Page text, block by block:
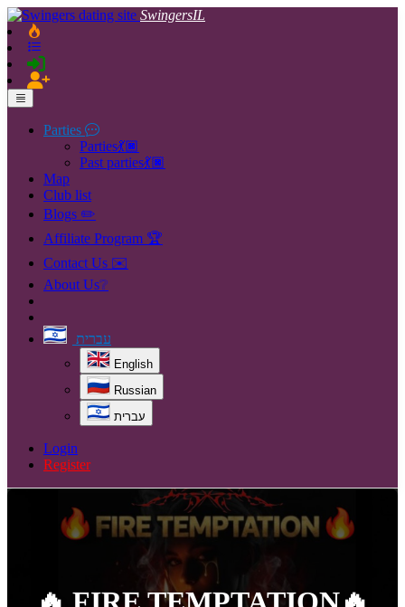
SwingersIL
Parties
Parties💃🏿
Past parties💃🏿
Map
Club list
Blogs ✏️
Affiliate Program 🏆
Contact Us ✉️
About Us❔
עברית
English
Russian
עברית
Login
Register